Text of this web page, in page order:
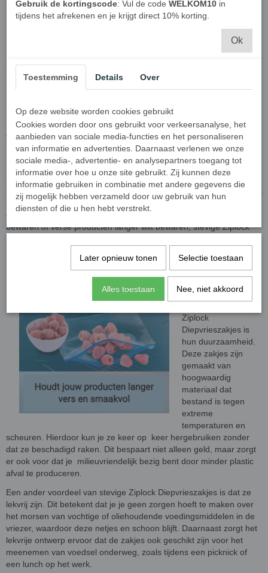
Stevige ziplock diepvrieszakjes
zijn handig om voedsel op te
bewaren in de vriezer
Waarom kiezen voor stevige ziplock
diepvrieszakjes?
Stevige Ziplock Diepvrieszakjes zijn onmisbaar als het gaat om het
bewaren van voedsel in de vriezer. Deze speciaal ontworpen zakjes
bieden verschillende voordelen ten opzichte van gewone
diepvrieszakjes of bakjes. Of je nu restjes van een maaltijd wilt
bewaren of verse producten langer wilt bewaren, stevige Ziplock
Een van de
redenen om te
Ziplock
Diepvrieszakjes is
hun duurzaamheid.
Deze zakjes zijn
gemaakt van
hoogwaardig
materiaal dat
bestand is tegen
extreme
temperaturen en
scheuren. Hierdoor kun je ze keer op keer hergebruiken zonder
dat ze beschadigd raken. Dit bespaart niet alleen geld, maar zorgt
er ook voor dat je milieuvriendelijk bezig bent door minder plastic
afval te produceren.
Een ander voordeel van stevige Ziplock Diepvrieszakjes is dat ze
lekvrij zijn. Dit betekent dat je je geen zorgen hoeft te maken over
het morsen van vochtige of oliehoudende voedingsmiddelen in de
vriezer, waardoor deze netjes en schoon blijft. Daarnaast zorgt het
lekvrije ontwerp ervoor dat de zakjes ook geschikt zijn voor het
meenemen van voedsel onderweg, zoals tijdens een picknick of
een lunch op het werk.
Gebruik de kortingscode: Vul de code WELKOM10 in
tijdens het afrekenen en je krijgt direct 10% korting.
Ok
Toestemming Details Over
Op deze website worden cookies gebruikt
Cookies worden door ons gebruikt voor verkeersanalyse, het
aanbieden van sociale media-functies en het personaliseren
van informatie en advertenties. Daarnaast verlenen we onze
sociale media-, advertentie- en analysepartners toegang tot
informatie over hoe u onze site gebruikt. Zij kunnen deze
informatie gebruiken in combinatie met andere gegevens die
zij mogelijk hebben verzameld door uw gebruik van hun
diensten of die u hen hebt verstrekt.
Later opnieuw tonen Selectie toestaan
Alles toestaan Nee, niet akkoord